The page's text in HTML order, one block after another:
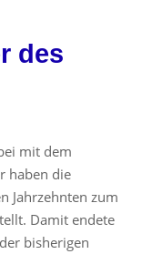
des
mit dem
haben die
Jahrzehnten zum
Damit endete
bisherigen